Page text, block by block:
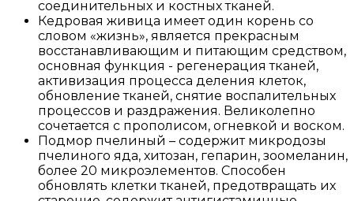
соединительных и костных тканей.
Кедровая живица имеет один корень со
словом «жизнь», является прекрасным
восстанавливающим и питающим средством,
основная функция - регенерация тканей,
активизация процесса деления клеток,
обновление тканей, снятие воспалительных
процессов и раздражения. Великолепно
сочетается с прополисом, огневкой и воском.
Подмор пчелиный – содержит микродозы
пчелиного яда, хитозан, гепарин, зоомеланин,
более 20 микроэлементов. Способен
обновлять клетки тканей, предотвращать их